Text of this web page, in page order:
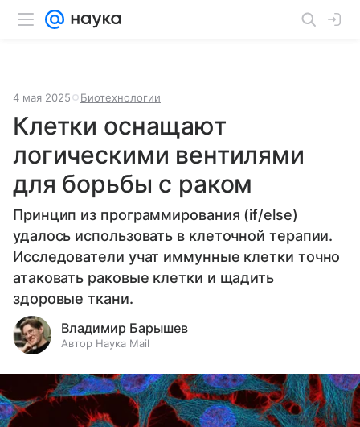
4 мая 2025 Биотехнологии
Клетки оснащают
логическими вентилями
для борьбы с раком
Принцип из программирования (if/else)
удалось использовать в клеточной терапии.
Исследователи учат иммунные клетки точно
атаковать раковые клетки и щадить
здоровые ткани.
Владимир Барышев
Автор Наука Mail